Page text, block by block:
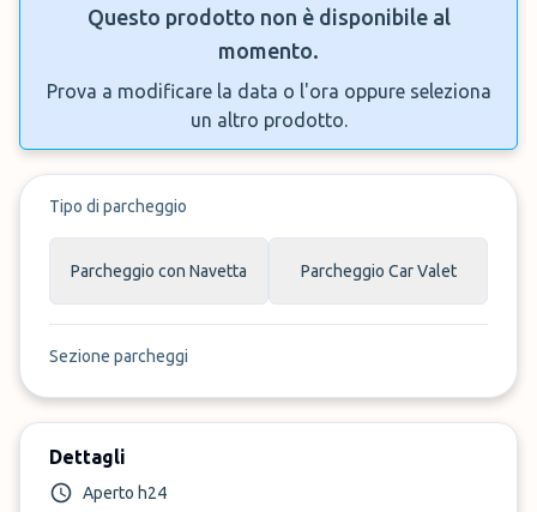
Questo prodotto non è disponibile al
momento.
Prova a modificare la data o l'ora oppure seleziona
un altro prodotto.
Tipo di parcheggio
Parcheggio con Navetta Parcheggio Car Valet
Sezione parcheggi
Dettagli
Aperto h24